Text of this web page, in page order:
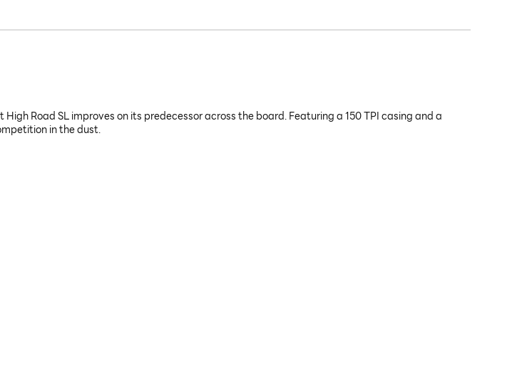
Road SL improves on its predecessor across the board. Featuring a 150 TPI casing and a
in the dust.